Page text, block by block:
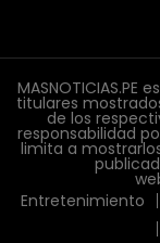
titulares
de los
responsabilidad
limita a
Entretenimiento